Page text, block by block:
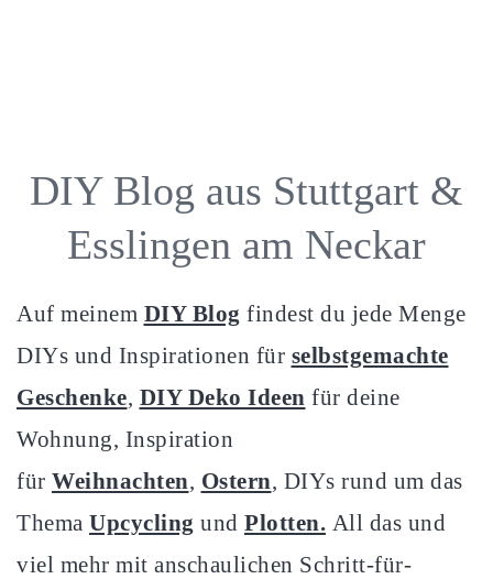
DIY Blog aus Stuttgart &
Esslingen am Neckar
Auf meinem DIY Blog findest du jede Menge
DIYs und Inspirationen für selbstgemachte
Geschenke, DIY Deko Ideen für deine
Wohnung, Inspiration
für Weihnachten, Ostern, DIYs rund um das
Thema Upcycling und Plotten. All das und
viel mehr mit anschaulichen Schritt-für-